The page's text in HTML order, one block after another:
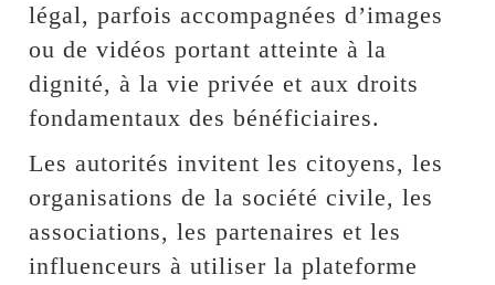
légal, parfois accompagnées d’images
ou de vidéos portant atteinte à la
dignité, à la vie privée et aux droits
fondamentaux des bénéficiaires.
Les autorités invitent les citoyens, les
organisations de la société civile, les
associations, les partenaires et les
influenceurs à utiliser la plateforme